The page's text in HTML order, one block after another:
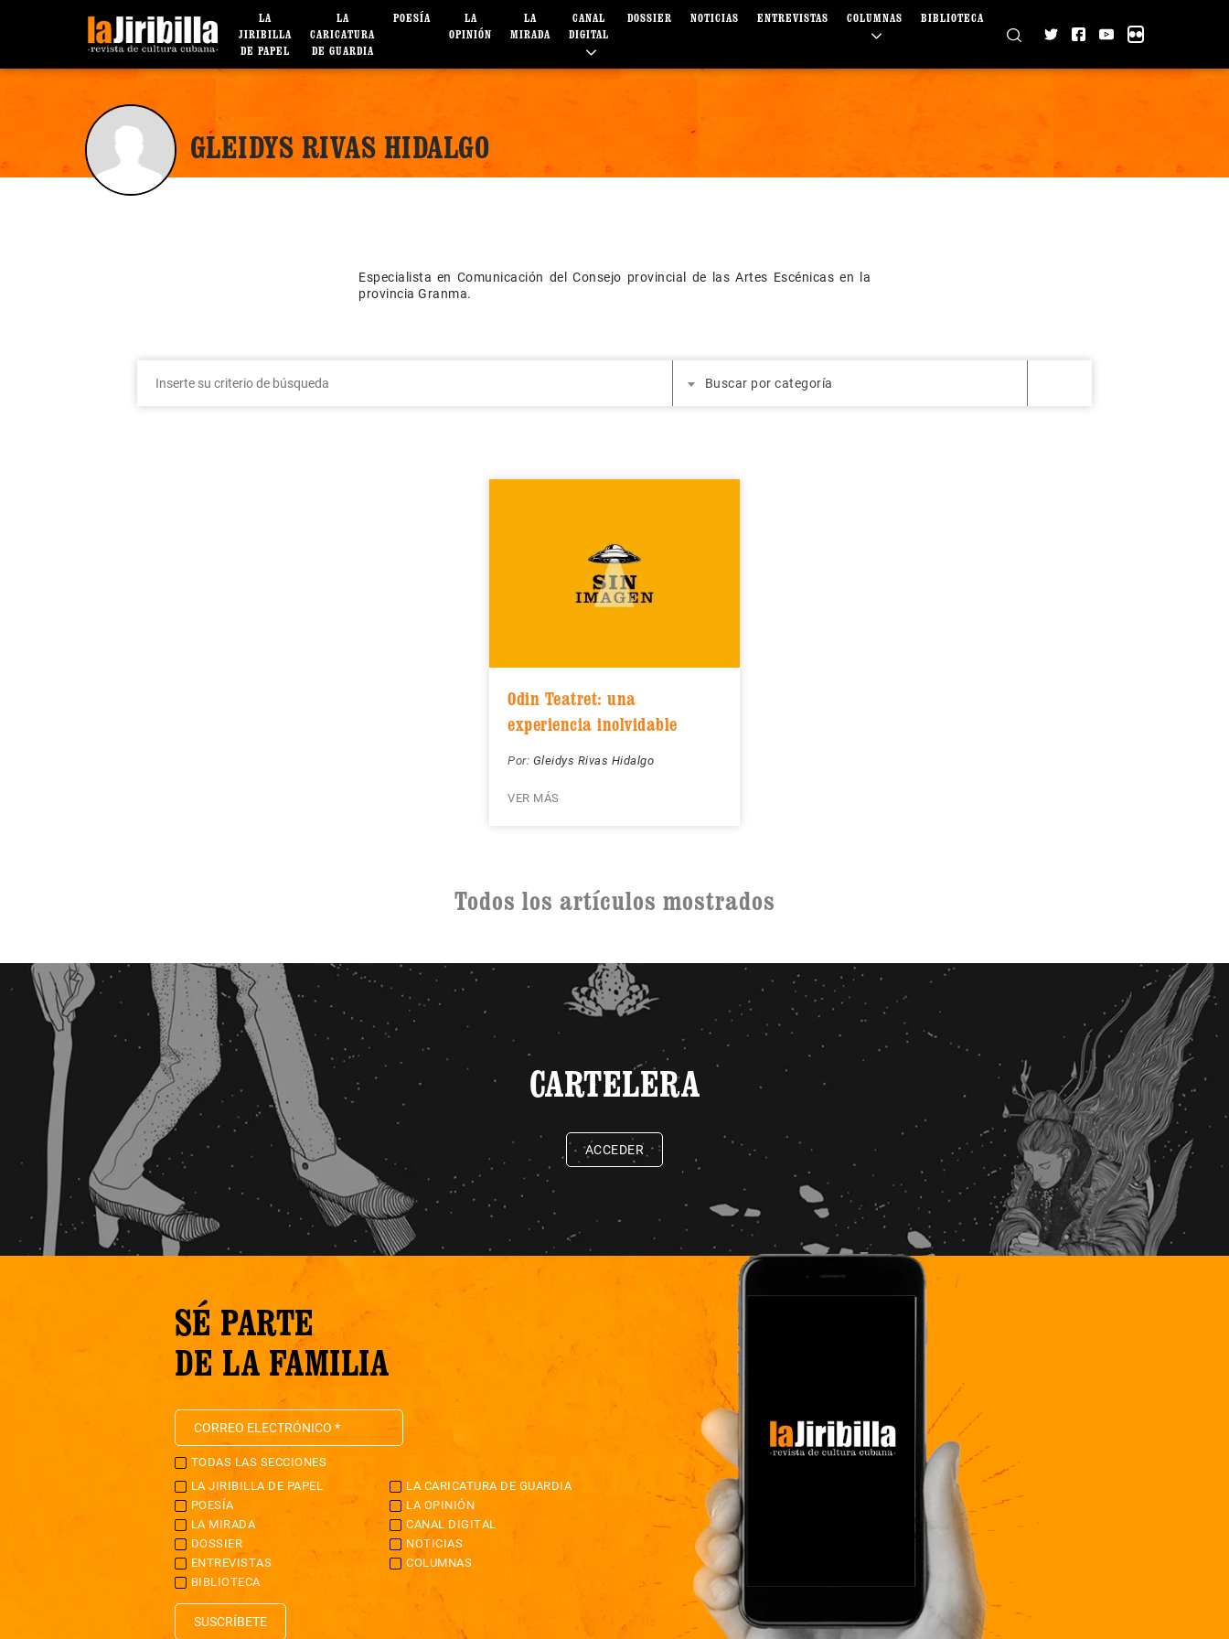
LA
JIRIBILLA
DE PAPEL
LA
CARICATURA
DE GUARDIA
POESÍA
LA
OPINIÓN
LA
MIRADA
CANAL
DIGITAL
DOSSIER NOTICIAS ENTREVISTAS COLUMNAS BIBLIOTECA
GLEIDYS RIVAS HIDALGO
Especialista en Comunicación del Consejo provincial de las Artes Escénicas en la
provincia Granma.
Buscar por categoría
Odin Teatret: una
experiencia inolvidable
Por: Gleidys Rivas Hidalgo
VER MÁS
Todos los artículos mostrados
CARTELERA
ACCEDER
SÉ PARTE
DE LA FAMILIA
TODAS LAS SECCIONES
LA JIRIBILLA DE PAPEL
LA CARICATURA DE GUARDIA
POESÍA
LA OPINIÓN
LA MIRADA
CANAL DIGITAL
DOSSIER
NOTICIAS
ENTREVISTAS
COLUMNAS
BIBLIOTECA
SUSCRÍBETE